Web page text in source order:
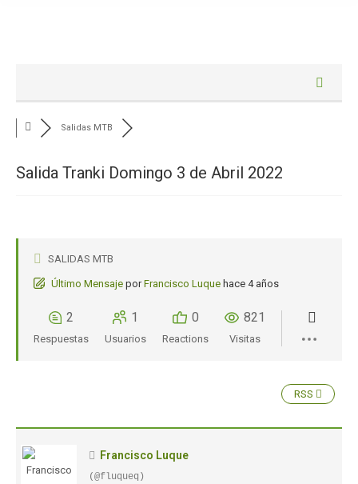
Salidas MTB
Salida Tranki Domingo 3 de Abril 2022
SALIDAS MTB
Último Mensaje por Francisco Luque hace 4 años
2
Respuestas
1
Usuarios
0
Reactions
821
Visitas
RSS
Francisco Luque
(@fluqueq)